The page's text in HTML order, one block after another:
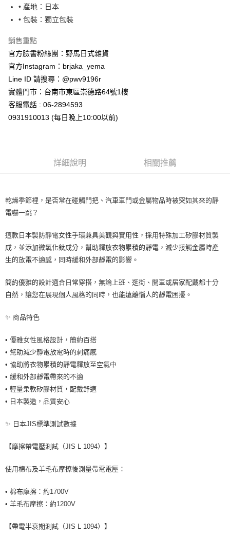
• 產地：日本
• 包裝：獨立包裝
銷售重點
官方臉書粉絲團：野馬日式雜貨
官方Instagram：brjaka_yema
Line ID 請搜尋：@pwv9196r
實體門市：台南市東區崇德路64號1樓
客服電話 : 06-2894593
0931910013 (每日晚上10:00以前)
詳細說明 相關推薦
乾燥季節裡，是否常在碰觸門把、汽車車門或金屬物品時被突如其來的靜
電嚇一跳？
這款日本製防靜電女性手環兼具美觀與實用性，採用特殊加工矽膠材質製
成，並添加微氧化鈦成分，幫助釋放衣物累積的靜電，減少接觸金屬時產
生的放電不適感，同時緩和外部靜電的影響。
簡約優雅的設計適合日常穿搭，無論上班、逛街、開車或居家配戴都十分
自然，讓您在展現個人風格的同時，也能遠離惱人的靜電困擾。
✨ 商品特色
• 優雅女性風格設計，簡約百搭
• 幫助減少靜電放電時的刺痛感
• 協助將衣物累積的靜電釋放至空氣中
• 緩和外部靜電帶來的不適
• 輕量柔軟矽膠材質，配戴舒適
• 日本製造，品質安心
✨ 日本JIS標準測試數據
【摩擦帶電壓測試（JIS L 1094）】
使用棉布及羊毛布摩擦後測量帶電電壓：
• 棉布摩擦：約1700V
• 羊毛布摩擦：約1200V
【帶電半衰期測試（JIS L 1094）】